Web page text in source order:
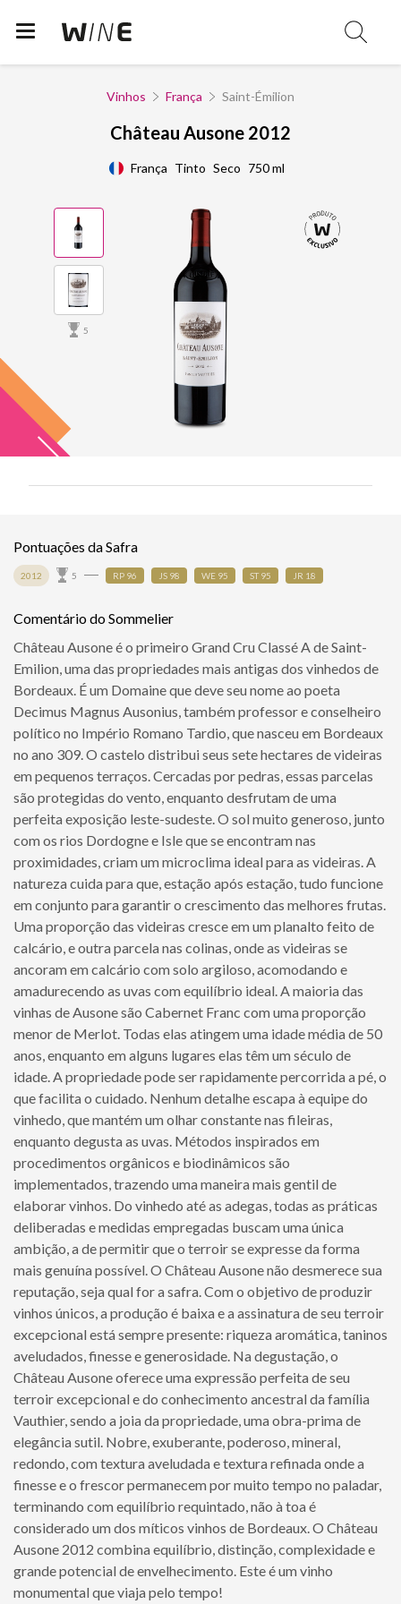
Vinhos França Saint-Émilion
Château Ausone 2012
França Tinto Seco 750 ml
5
Pontuações da Safra
2012 5 RP 96 JS 98 WE 95 ST 95 JR 18
Comentário do Sommelier
Château Ausone é o primeiro Grand Cru Classé A de Saint-
Emilion, uma das propriedades mais antigas dos vinhedos de
Bordeaux. É um Domaine que deve seu nome ao poeta
Decimus Magnus Ausonius, também professor e conselheiro
político no Império Romano Tardio, que nasceu em Bordeaux
no ano 309. O castelo distribui seus sete hectares de videiras
em pequenos terraços. Cercadas por pedras, essas parcelas
são protegidas do vento, enquanto desfrutam de uma
perfeita exposição leste-sudeste. O sol muito generoso, junto
com os rios Dordogne e Isle que se encontram nas
proximidades, criam um microclima ideal para as videiras. A
natureza cuida para que, estação após estação, tudo funcione
em conjunto para garantir o crescimento das melhores frutas.
Uma proporção das videiras cresce em um planalto feito de
calcário, e outra parcela nas colinas, onde as videiras se
ancoram em calcário com solo argiloso, acomodando e
amadurecendo as uvas com equilíbrio ideal. A maioria das
vinhas de Ausone são Cabernet Franc com uma proporção
menor de Merlot. Todas elas atingem uma idade média de 50
anos, enquanto em alguns lugares elas têm um século de
idade. A propriedade pode ser rapidamente percorrida a pé, o
que facilita o cuidado. Nenhum detalhe escapa à equipe do
vinhedo, que mantém um olhar constante nas fileiras,
enquanto degusta as uvas. Métodos inspirados em
procedimentos orgânicos e biodinâmicos são
implementados, trazendo uma maneira mais gentil de
elaborar vinhos. Do vinhedo até as adegas, todas as práticas
deliberadas e medidas empregadas buscam uma única
ambição, a de permitir que o terroir se expresse da forma
mais genuína possível. O Château Ausone não desmerece sua
reputação, seja qual for a safra. Com o objetivo de produzir
vinhos únicos, a produção é baixa e a assinatura de seu terroir
excepcional está sempre presente: riqueza aromática, taninos
aveludados, finesse e generosidade. Na degustação, o
Château Ausone oferece uma expressão perfeita de seu
terroir excepcional e do conhecimento ancestral da família
Vauthier, sendo a joia da propriedade, uma obra-prima de
elegância sutil. Nobre, exuberante, poderoso, mineral,
redondo, com textura aveludada e textura refinada onde a
finesse e o frescor permanecem por muito tempo no paladar,
terminando com equilíbrio requintado, não à toa é
considerado um dos míticos vinhos de Bordeaux. O Château
Ausone 2012 combina equilíbrio, distinção, complexidade e
grande potencial de envelhecimento. Este é um vinho
monumental que viaja pelo tempo!